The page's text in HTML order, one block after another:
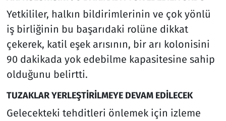
Yetkililer, halkın bildirimlerinin ve çok yönlü
iş birliğinin bu başarıdaki rolüne dikkat
çekerek, katil eşek arısının, bir arı kolonisini
90 dakikada yok edebilme kapasitesine sahip
olduğunu belirtti.
TUZAKLAR YERLEŞTİRİLMEYE DEVAM EDİLECEK
Gelecekteki tehditleri önlemek için izleme